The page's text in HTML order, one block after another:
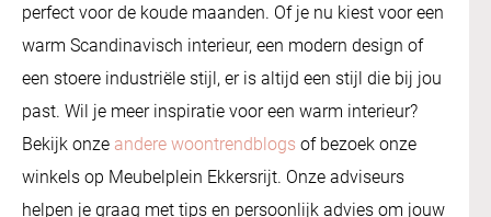
perfect voor de koude maanden. Of je nu kiest voor een
warm Scandinavisch interieur, een modern design of
een stoere industriële stijl, er is altijd een stijl die bij jou
past. Wil je meer inspiratie voor een warm interieur?
Bekijk onze andere woontrendblogs of bezoek onze
winkels op Meubelplein Ekkersrijt. Onze adviseurs
helpen je graag met tips en persoonlijk advies om jouw